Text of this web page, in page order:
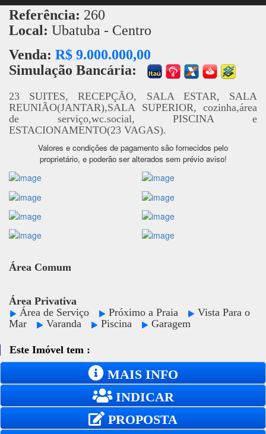
Referência: 260
Local: Ubatuba - Centro
Venda: R$ 9.000.000,00
Simulação Bancária:
23 SUITES, RECEPÇÃO, SALA ESTAR, SALA
REUNIÃO(JANTAR),SALA SUPERIOR, cozinha,área
de serviço,wc.social, PISCINA e
ESTACIONAMENTO(23 VAGAS).
Valores e condições de pagamento são fornecidos pelo
proprietário, e poderão ser alterados sem prévio aviso!
Área Comum
Área Privativa
Área de Serviço
Próximo a Praia
Vista Para o
Mar
Varanda Piscina Garagem
Este Imóvel tem :
MAIS INFO
INDICAR
PROPOSTA